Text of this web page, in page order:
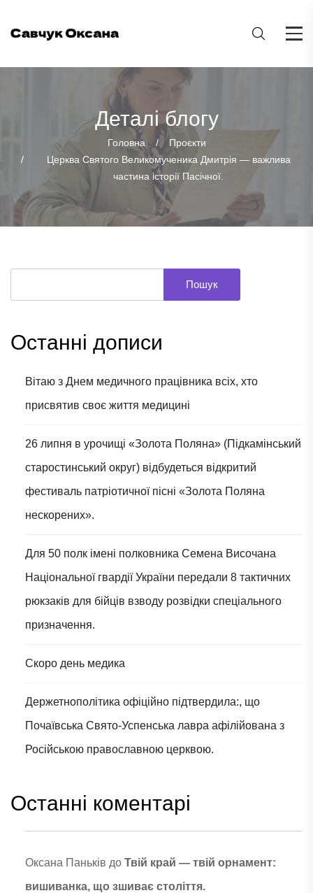
Деталі блогу
Головна
Проєкти
Церква Святого Великомученика Дмитрія — важлива
частина історії Пасічної.
Пошук
Останні дописи
Вітаю з Днем медичного працівника всіх, хто
присвятив своє життя медицині
26 липня в урочищі «Золота Поляна» (Підкамінський
старостинський округ) відбудеться відкритий
фестиваль патріотичної пісні «Золота Поляна
нескорених».
Для 50 полк імені полковника Семена Височана
Національної гвардії України передали 8 тактичних
рюкзаків для бійців взводу розвідки спеціального
призначення.
Скоро день медика
Держетнополітика офіційно підтвердила:, що
Почаївська Свято-Успенська лавра афілійована з
Російською православною церквою.
Останні коментарі
Оксана Паньків до Твій край — твій орнамент:
вишиванка, що зшиває століття.